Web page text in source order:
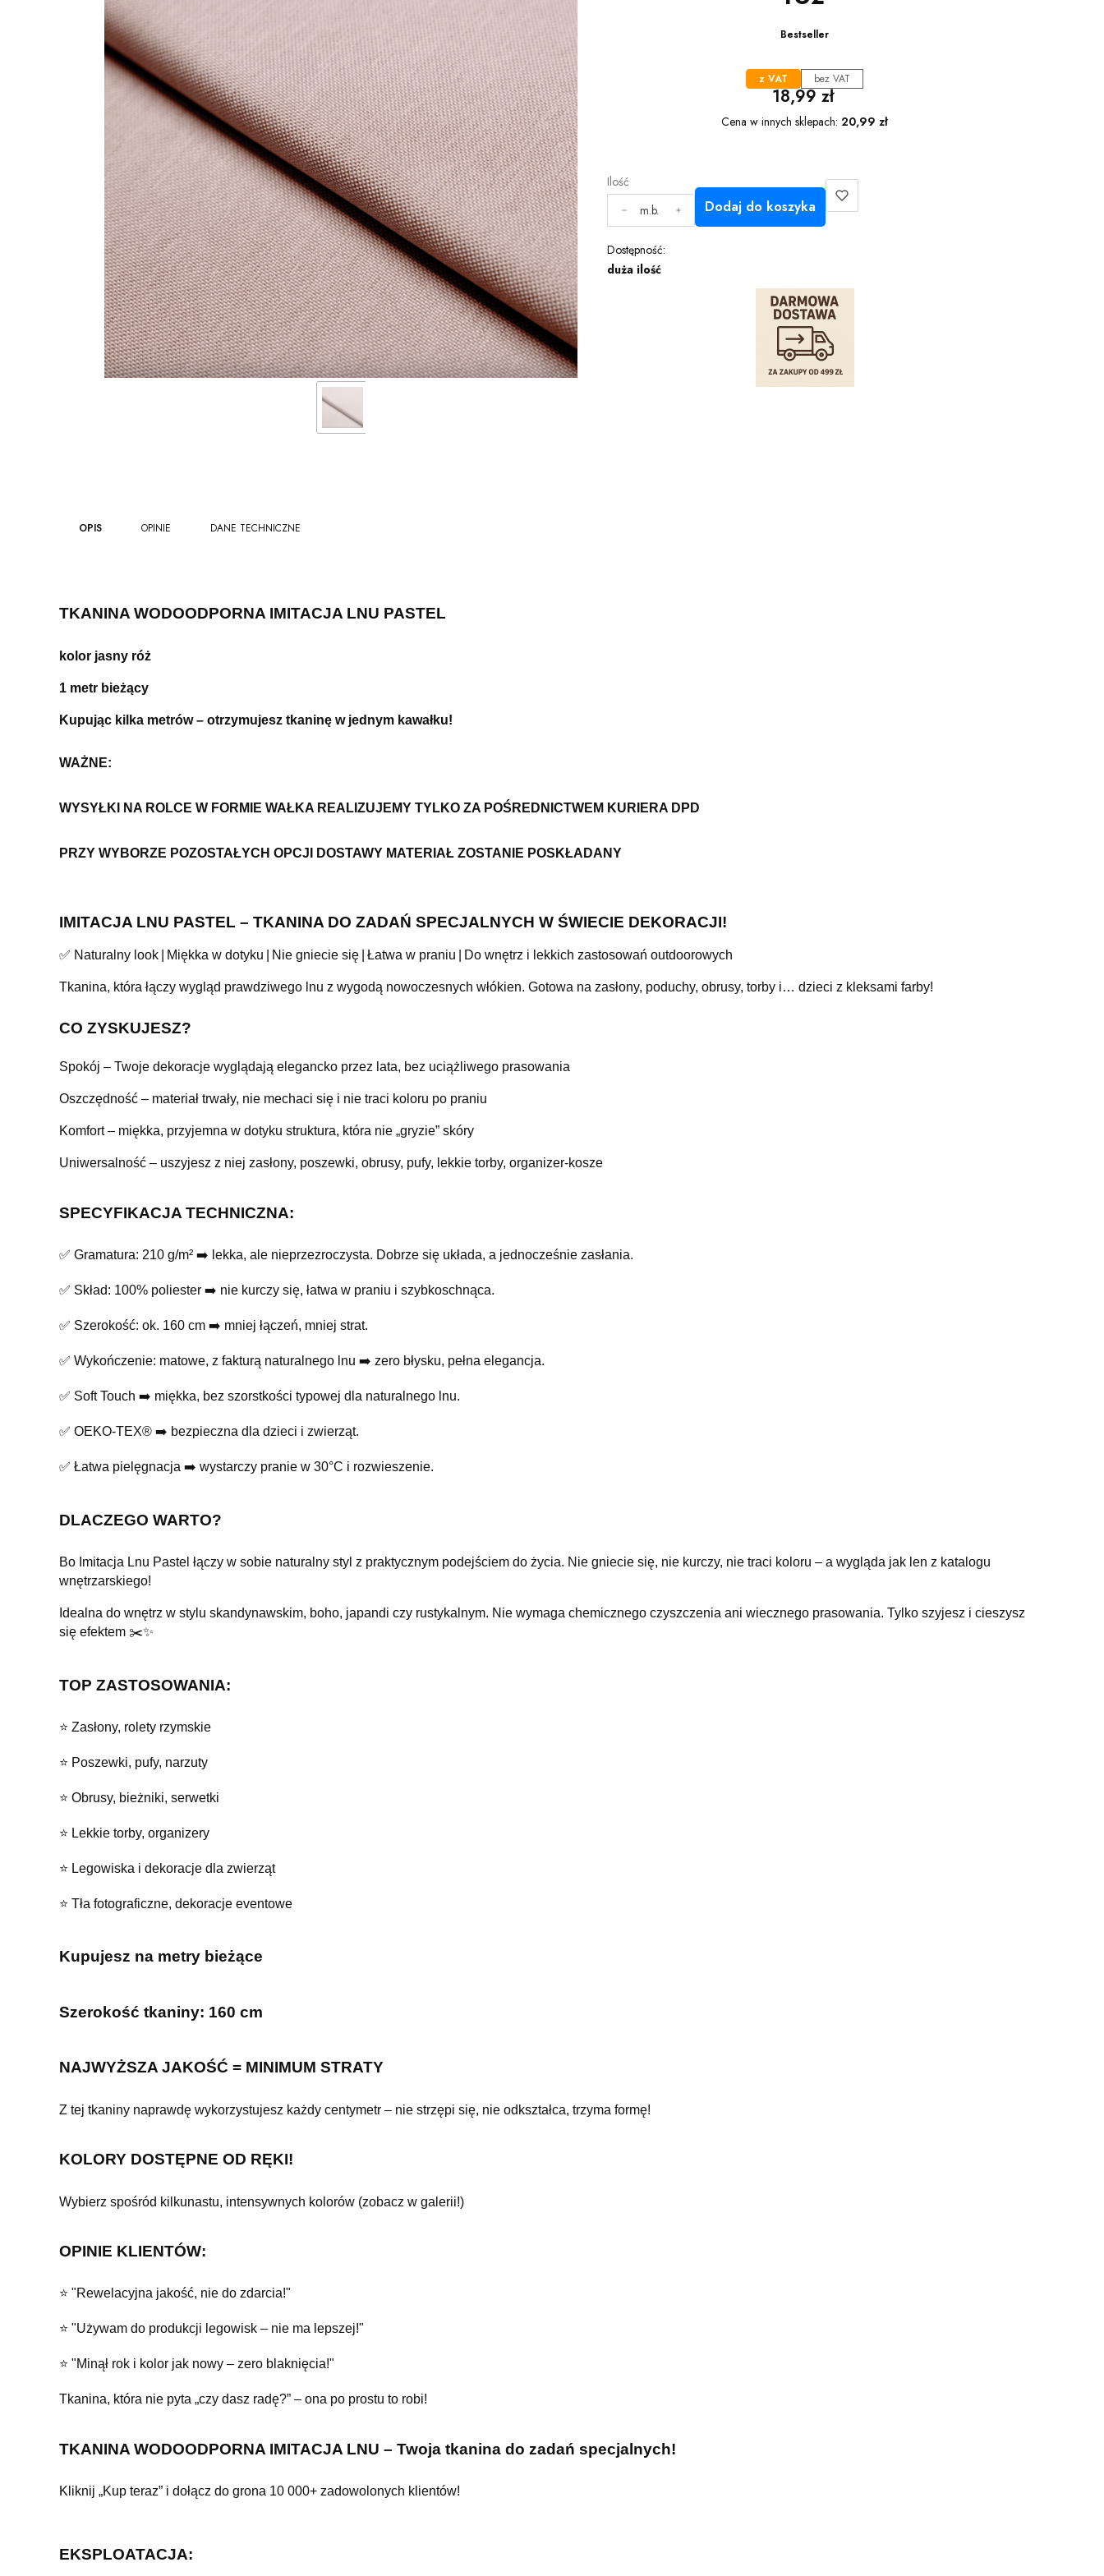
Bestseller
z VAT bez VAT
Cena
18,99 zł
Cena w innych sklepach: 20,99 zł
Ilość
m.b.
Dodaj do koszyka
Dostępność:
duża ilość
OPIS OPINIE DANE TECHNICZNE
TKANINA WODOODPORNA IMITACJA LNU PASTEL
kolor jasny róż
1 metr bieżący
Kupując kilka metrów – otrzymujesz tkaninę w jednym kawałku!
WAŻNE:
WYSYŁKI NA ROLCE W FORMIE WAŁKA REALIZUJEMY TYLKO ZA POŚREDNICTWEM KURIERA DPD
PRZY WYBORZE POZOSTAŁYCH OPCJI DOSTAWY MATERIAŁ ZOSTANIE POSKŁADANY
IMITACJA LNU PASTEL – TKANINA DO ZADAŃ SPECJALNYCH W ŚWIECIE DEKORACJI!
✅ Naturalny look | Miękka w dotyku | Nie gniecie się | Łatwa w praniu | Do wnętrz i lekkich zastosowań outdoorowych
Tkanina, która łączy wygląd prawdziwego lnu z wygodą nowoczesnych włókien. Gotowa na zasłony, poduchy, obrusy, torby i… dzieci z kleksami farby!
CO ZYSKUJESZ?
Spokój – Twoje dekoracje wyglądają elegancko przez lata, bez uciążliwego prasowania
Oszczędność – materiał trwały, nie mechaci się i nie traci koloru po praniu
Komfort – miękka, przyjemna w dotyku struktura, która nie „gryzie” skóry
Uniwersalność – uszyjesz z niej zasłony, poszewki, obrusy, pufy, lekkie torby, organizer‑kosze
SPECYFIKACJA TECHNICZNA:
✅ Gramatura: 210 g/m² ➡️ lekka, ale nieprzezroczysta. Dobrze się układa, a jednocześnie zasłania.
✅ Skład: 100% poliester ➡️ nie kurczy się, łatwa w praniu i szybkoschnąca.
✅ Szerokość: ok. 160 cm ➡️ mniej łączeń, mniej strat.
✅ Wykończenie: matowe, z fakturą naturalnego lnu ➡️ zero błysku, pełna elegancja.
✅ Soft Touch ➡️ miękka, bez szorstkości typowej dla naturalnego lnu.
✅ OEKO-TEX® ➡️ bezpieczna dla dzieci i zwierząt.
✅ Łatwa pielęgnacja ➡️ wystarczy pranie w 30°C i rozwieszenie.
DLACZEGO WARTO?
Bo Imitacja Lnu Pastel łączy w sobie naturalny styl z praktycznym podejściem do życia. Nie gniecie się, nie kurczy, nie traci koloru – a wygląda jak len z katalogu
wnętrzarskiego!
Idealna do wnętrz w stylu skandynawskim, boho, japandi czy rustykalnym. Nie wymaga chemicznego czyszczenia ani wiecznego prasowania. Tylko szyjesz i cieszysz
się efektem ✂️✨
TOP ZASTOSOWANIA:
⭐️ Zasłony, rolety rzymskie
⭐️ Poszewki, pufy, narzuty
⭐️ Obrusy, bieżniki, serwetki
⭐️ Lekkie torby, organizery
⭐️ Legowiska i dekoracje dla zwierząt
⭐️ Tła fotograficzne, dekoracje eventowe
Kupujesz na metry bieżące
Szerokość tkaniny: 160 cm
NAJWYŻSZA JAKOŚĆ = MINIMUM STRATY
Z tej tkaniny naprawdę wykorzystujesz każdy centymetr – nie strzępi się, nie odkształca, trzyma formę!
KOLORY DOSTĘPNE OD RĘKI!
Wybierz spośród kilkunastu, intensywnych kolorów (zobacz w galerii!)
OPINIE KLIENTÓW:
⭐ "Rewelacyjna jakość, nie do zdarcia!"
⭐ "Używam do produkcji legowisk – nie ma lepszej!"
⭐ "Minął rok i kolor jak nowy – zero blaknięcia!"
Tkanina, która nie pyta „czy dasz radę?” – ona po prostu to robi!
TKANINA WODOODPORNA IMITACJA LNU – Twoja tkanina do zadań specjalnych!
Kliknij „Kup teraz” i dołącz do grona 10 000+ zadowolonych klientów!
EKSPLOATACJA: